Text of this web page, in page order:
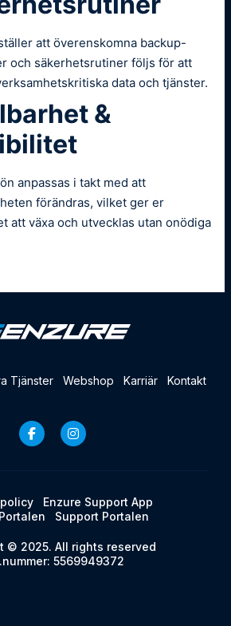
att överenskomna backup-
och säkerhetsrutiner följs för att
data och tjänster.
&
anpassas i takt med att
förändras, vilket ger er
att växa och utvecklas utan onödiga
Tjänster Webshop Karriär Kontakt
Enzure Support App
Support Portalen
© 2025. All rights reserved
5569949372